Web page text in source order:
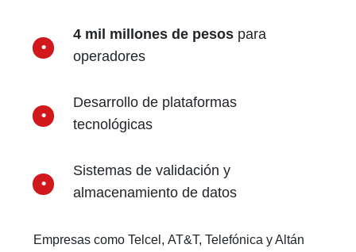
4 mil millones de pesos para
operadores
Desarrollo de plataformas
tecnológicas
Sistemas de validación y
almacenamiento de datos
Empresas como Telcel, AT&T, Telefónica y Altán